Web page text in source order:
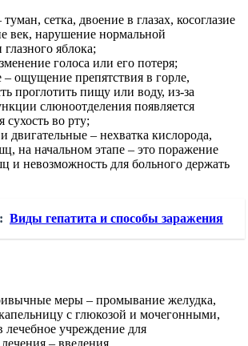
сетка, двоение в глазах, косоглазие
век, нарушение нормальной
яблока;
голоса или его потеря;
– ощущение препятствия в горле,
проглотить пищу или воду, из-за
слюноотделения появляется
сухость во рту;
двигательные – нехватка кислорода,
на начальном этапе – это поражение
невозможность для больного держать
Виды гепатита и способы заражения
меры – промывание желудка,
с глюкозой и мочегонными,
лечебное учреждение для
– введения